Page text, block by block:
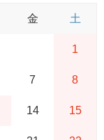
金 土
1
7 8
14 15